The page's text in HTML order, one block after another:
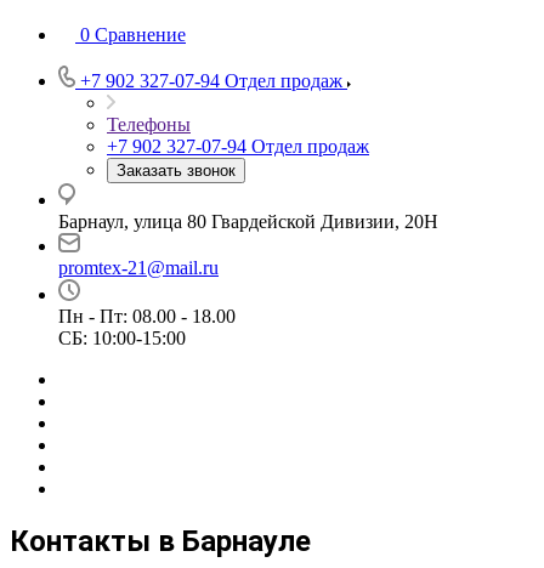
0 Сравнение
+7 902 327-07-94 Отдел продаж
Телефоны
+7 902 327-07-94 Отдел продаж
Заказать звонок
Барнаул, улица 80 Гвардейской Дивизии, 20Н
promtex-21@mail.ru
Пн - Пт: 08.00 - 18.00
СБ: 10:00-15:00
Контакты в Барнауле